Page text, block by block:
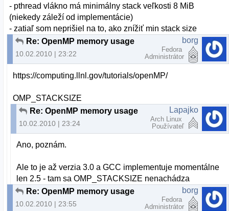
- pthread vlákno má minimálny stack veľkosti 8 MiB
(niekedy záleží od implementácie)
- zatiaľ som neprišiel na to, ako znížiť min stack size
Re: OpenMP memory usage
10.02.2010 | 23:22
borg
Fedora
Administrátor
https://computing.llnl.gov/tutorials/openMP/
OMP_STACKSIZE
Re: OpenMP memory usage
10.02.2010 | 23:24
Lapajko
Arch Linux
Používateľ
Ano, poznám.
Ale to je až verzia 3.0 a GCC implementuje momentálne
len 2.5 - tam sa OMP_STACKSIZE nenachádza
Re: OpenMP memory usage
10.02.2010 | 23:55
borg
Fedora
Administrátor